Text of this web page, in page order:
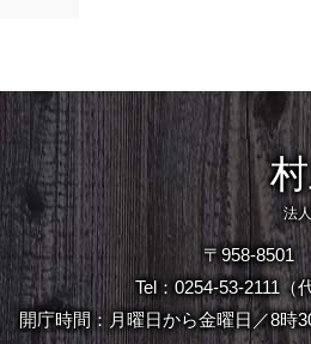
法
〒958-8501
Tel：0254-53-2111（
開庁時間：月曜日から金曜日／8時